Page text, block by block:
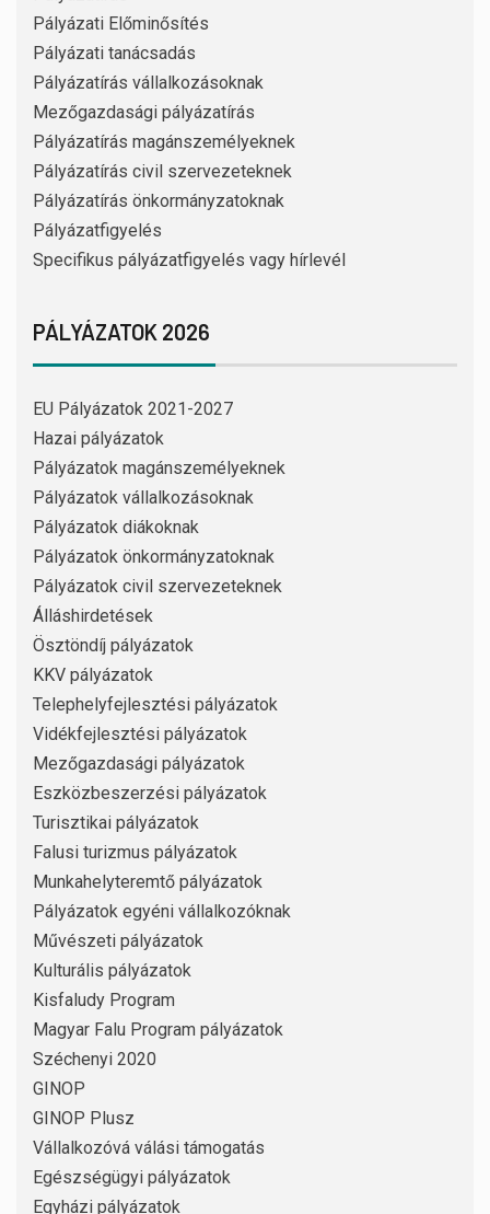
Pályázati Előminősítés
Pályázati tanácsadás
Pályázatírás vállalkozásoknak
Mezőgazdasági pályázatírás
Pályázatírás magánszemélyeknek
Pályázatírás civil szervezeteknek
Pályázatírás önkormányzatoknak
Pályázatfigyelés
Specifikus pályázatfigyelés vagy hírlevél
PÁLYÁZATOK 2026
EU Pályázatok 2021-2027
Hazai pályázatok
Pályázatok magánszemélyeknek
Pályázatok vállalkozásoknak
Pályázatok diákoknak
Pályázatok önkormányzatoknak
Pályázatok civil szervezeteknek
Álláshirdetések
Ösztöndíj pályázatok
KKV pályázatok
Telephelyfejlesztési pályázatok
Vidékfejlesztési pályázatok
Mezőgazdasági pályázatok
Eszközbeszerzési pályázatok
Turisztikai pályázatok
Falusi turizmus pályázatok
Munkahelyteremtő pályázatok
Pályázatok egyéni vállalkozóknak
Művészeti pályázatok
Kulturális pályázatok
Kisfaludy Program
Magyar Falu Program pályázatok
Széchenyi 2020
GINOP
GINOP Plusz
Vállalkozóvá válási támogatás
Egészségügyi pályázatok
Egyházi pályázatok